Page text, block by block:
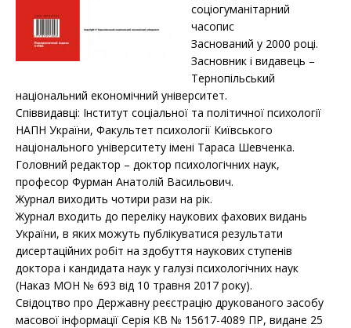
coцioгуманітаpний
часопис
Заснований у 2000 році.
Засновник і видавець –
Тернопільський
національний економічний університет.
Співвидавці: Інститут соціальної та політичної психології
НАПН України, Факультет психології Київського
національного університету імені Тараса Шевченка.
Головний редактор – доктор психологічних наук,
професор Фурман Анатолій Васильович.
Журнал виходить чотири рази на рік.
Журнал входить до переліку наукових фахових видань
України, в яких можуть публікуватися результати
дисертаційних робіт на здобуття наукових ступенів
доктора і кандидата наук у галузі психологічних наук
(Наказ МОН № 693 від 10 травня 2017 року).
Свідоцтво про Державну реєстрацію друкованого засобу
масової інформації Серія КВ № 15617-4089 ПР, видане 25